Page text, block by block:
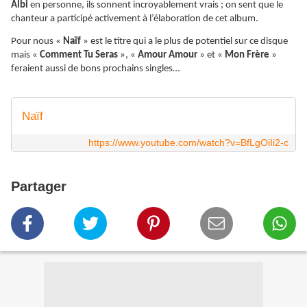
Albi en personne, ils sonnent incroyablement vrais ; on sent que le
chanteur a participé activement à l’élaboration de cet album.
Pour nous « Naïf » est le titre qui a le plus de potentiel sur ce disque
mais « Comment Tu Seras », « Amour Amour » et « Mon Frère »
feraient aussi de bons prochains singles…
Naïf
https://www.youtube.com/watch?v=BfLgOiIi2-c
Partager